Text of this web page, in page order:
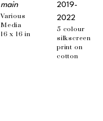
main
Various
Media
16 x 16 in
2019-
2022
5 colour
silkscreen
print on
cotton